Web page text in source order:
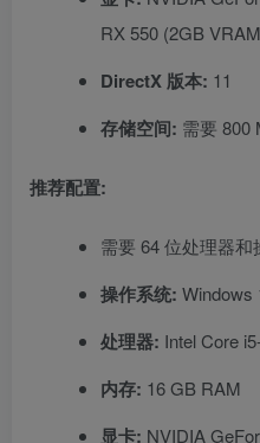
RX 550 (2GB
DirectX 版本: 11
存储空间: 需要 800
推荐配置:
需要 64 位处理器和
操作系统: Windows
处理器: Intel Core
内存: 16 GB RAM
显卡: NVIDIA